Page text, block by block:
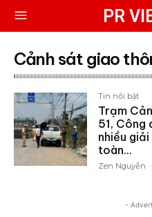
PR
Cảnh sát giao
Tin nổi bật
Trạm
51, Công
nhiều
toàn...
Zen Nguyễn -
-